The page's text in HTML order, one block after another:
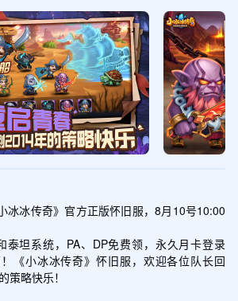
冰冰传奇》官方正版怀旧服，8月10号10:00
泰坦系统，PA、DP免费领，永久月卡登录
《小冰冰传奇》怀旧服，欢迎各位队长回
策略快乐！